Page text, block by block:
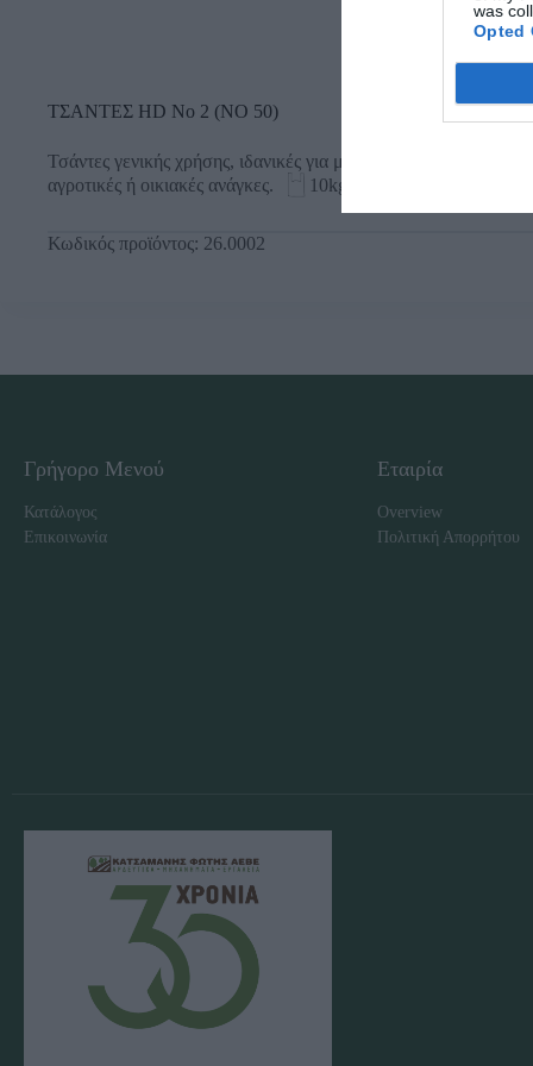
was
Opted
ΤΣΑΝΤΕΣ HD Νο 2 (ΝΟ 50)
Τσάντες γενικής χρήσης, ιδανικές για μεταφορά και
αγροτικές ή οικιακές ανάγκες.
10kg
Κωδικός προϊόντος: 26.0002
Γρήγορο Μενού
Κατάλογος
Επικοινωνία
Εταιρία
Overview
Πολιτική Απορρήτου